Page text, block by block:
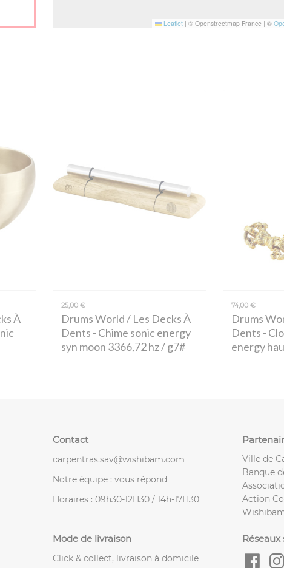
Leaflet | © Openstreetmap France | ©
À
25,00 €
Drums World / Les Decks À
Dents - Chime sonic energy
syn moon 3366,72 hz / g7#
74,00 €
Drums
Dents -
energy
Contact
carpentras.sav@wishibam.com
Notre équipe : vous répond
Horaires : 09h30-12H30 / 14h-17H30
Mode de livraison
Click & collect, livraison à domicile
Ville de
Banque
Action
Réseaux